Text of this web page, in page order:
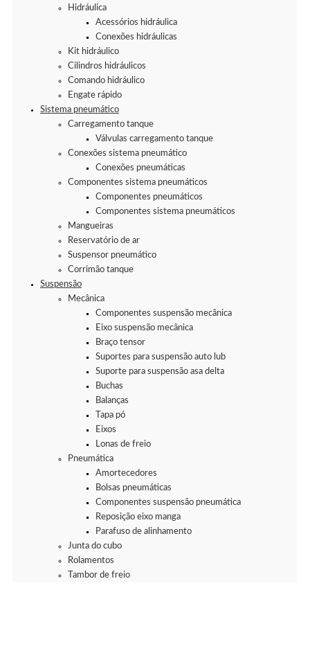
Hidráulica
Acessórios hidráulica
Conexões hidráulicas
Kit hidráulico
Cilindros hidráulicos
Comando hidráulico
Engate rápido
Sistema pneumático
Carregamento tanque
Válvulas carregamento tanque
Conexões sistema pneumático
Conexões pneumáticas
Componentes sistema pneumáticos
Componentes pneumáticos
Componentes sistema pneumáticos
Mangueiras
Reservatório de ar
Suspensor pneumático
Corrimão tanque
Suspensão
Mecânica
Componentes suspensão mecânica
Eixo suspensão mecânica
Braço tensor
Suportes para suspensão auto lub
Suporte para suspensão asa delta
Buchas
Balanças
Tapa pó
Eixos
Lonas de freio
Pneumática
Amortecedores
Bolsas pneumáticas
Componentes suspensão pneumática
Reposição eixo manga
Parafuso de alinhamento
Junta do cubo
Rolamentos
Tambor de freio